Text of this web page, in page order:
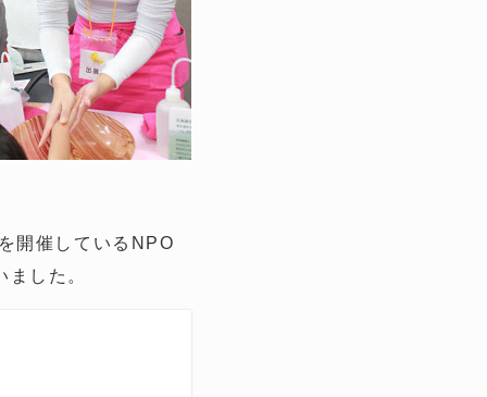
開催しているNPO
した。